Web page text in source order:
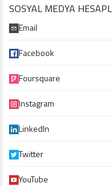
SOSYAL MEDYA
Email
Facebook
Foursquare
Instagram
LinkedIn
Twitter
YouTube